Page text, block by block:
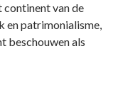
continent van de
en patrimonialisme,
beschouwen als